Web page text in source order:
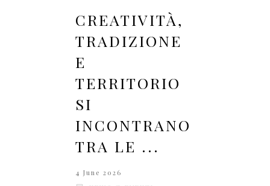
CREATIVITÀ,
TRADIZIONE
E
TERRITORIO
SI
INCONTRANO
TRA LE ...
4 June 2026